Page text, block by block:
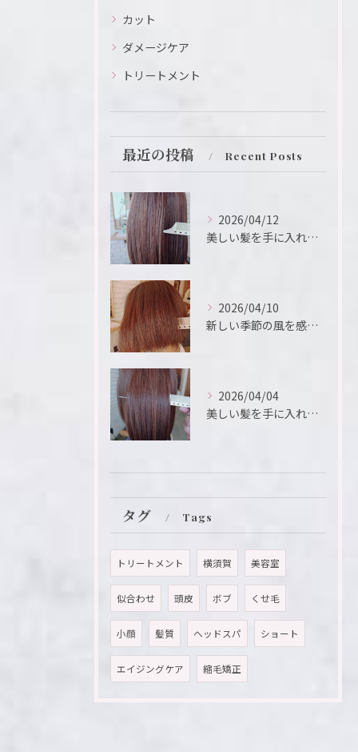
カット
ダメージケア
トリートメント
最近の投稿 Recent Posts
2026/04/12
美しい髪を手に入れるための鍵は、ヘアサロンの選択にあります。
2026/04/10
新しい季節の風を感じるこの瞬間、新たなスタートを切るために、...
2026/04/04
美しい髪を手に入れたいと願う方におすすめのメニューが「髪質改...
タグ Tags
トリートメント 横須賀 美容室
似合わせ 頭皮 ボブ くせ毛
小顔 髪質 ヘッドスパ ショート
エイジングケア 縮毛矯正